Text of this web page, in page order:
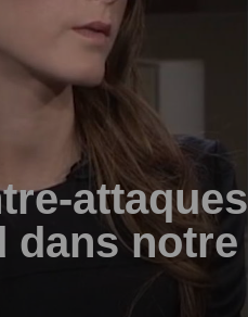
attaques
dans notre